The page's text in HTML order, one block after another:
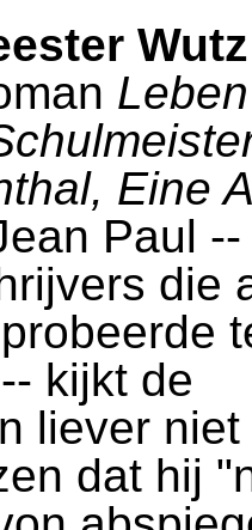
Wutz
Eine
Paul
die
kijkt de
liever
dat hij